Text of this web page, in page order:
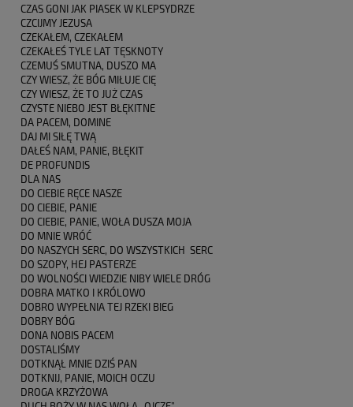
CZAS GONI JAK PIASEK W KLEPSYDRZE
CZCIJMY JEZUSA
CZEKAŁEM, CZEKAŁEM
CZEKAŁEŚ TYLE LAT TĘSKNOTY
CZEMUŚ SMUTNA, DUSZO MA
CZY WIESZ, ŻE BÓG MIŁUJE CIĘ
CZY WIESZ, ŻE TO JUŻ CZAS
CZYSTE NIEBO JEST BŁĘKITNE
DA PACEM, DOMINE
DAJ MI SIŁĘ TWĄ
DAŁEŚ NAM, PANIE, BŁĘKIT
DE PROFUNDIS
DLA NAS
DO CIEBIE RĘCE NASZE
DO CIEBIE, PANIE
DO CIEBIE, PANIE, WOŁA DUSZA MOJA
DO MNIE WRÓĆ
DO NASZYCH SERC, DO WSZYSTKICH SERC
DO SZOPY, HEJ PASTERZE
DO WOLNOŚCI WIEDZIE NIBY WIELE DRÓG
DOBRA MATKO I KRÓLOWO
DOBRO WYPEŁNIA TEJ RZEKI BIEG
DOBRY BÓG
DONA NOBIS PACEM
DOSTALIŚMY
DOTKNĄŁ MNIE DZIŚ PAN
DOTKNIJ, PANIE, MOICH OCZU
DROGA KRZYŻOWA